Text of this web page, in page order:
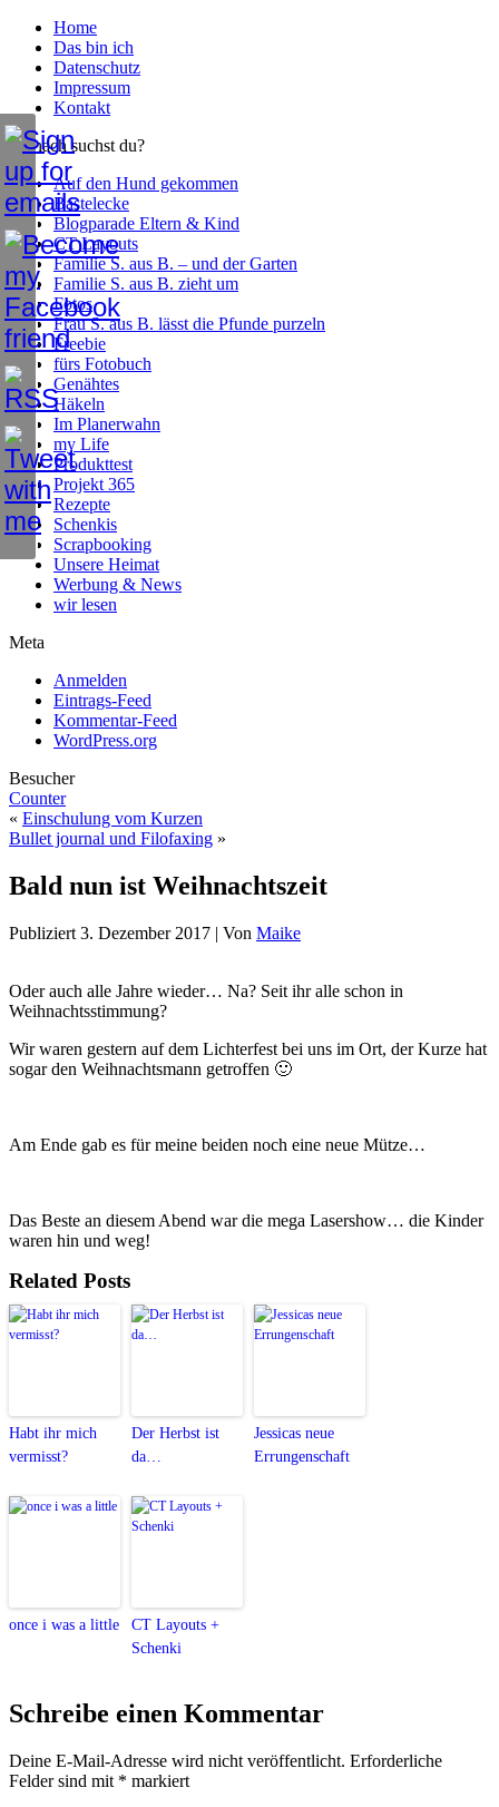
Home
Das bin ich
Datenschutz
Impressum
Kontakt
Wonach suchst du?
Auf den Hund gekommen
Bastelecke
Blogparade Eltern & Kind
CT Layouts
Familie S. aus B. – und der Garten
Familie S. aus B. zieht um
Fotos
Frau S. aus B. lässt die Pfunde purzeln
Freebie
fürs Fotobuch
Genähtes
Häkeln
Im Planerwahn
my Life
Produkttest
Projekt 365
Rezepte
Schenkis
Scrapbooking
Unsere Heimat
Werbung & News
wir lesen
Meta
Anmelden
Eintrags-Feed
Kommentar-Feed
WordPress.org
Besucher
Counter
« Einschulung vom Kurzen
Bullet journal und Filofaxing »
Bald nun ist Weihnachtszeit
Publiziert 3. Dezember 2017 | Von Maike
Oder auch alle Jahre wieder… Na? Seit ihr alle schon in
Weihnachtsstimmung?
Wir waren gestern auf dem Lichterfest bei uns im Ort, der Kurze hat
sogar den Weihnachtsmann getroffen 🙂
Am Ende gab es für meine beiden noch eine neue Mütze…
Das Beste an diesem Abend war die mega Lasershow… die Kinder
waren hin und weg!
Related Posts
Habt ihr mich
vermisst?
Der Herbst ist
da…
Jessicas neue
Errungenschaft
once i was a little
CT Layouts +
Schenki
Schreibe einen Kommentar
Deine E-Mail-Adresse wird nicht veröffentlicht. Erforderliche
Felder sind mit * markiert